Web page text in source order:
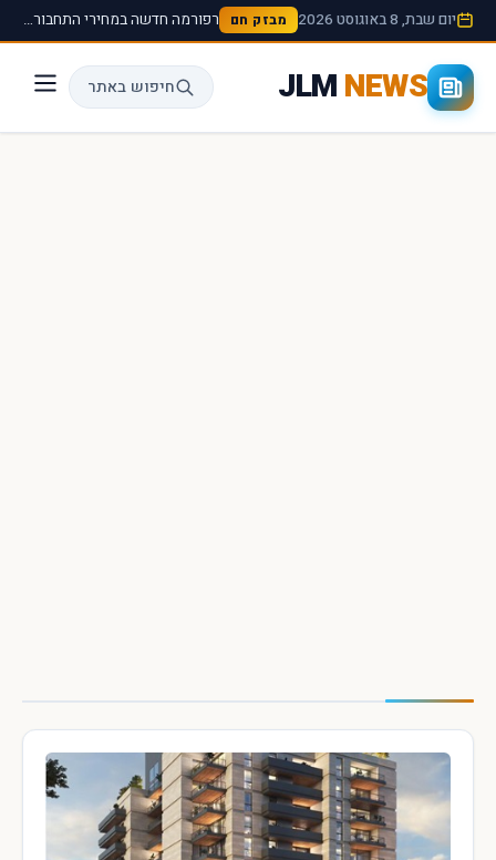
יום שבת, 8 באוגוסט 2026 מבזק חם רפורמה חדשה במחירי התחבורה הציבורית תיכנס לתוקף החל מהחודש הבא ›
JLMNEWS חיפוש באתר
חיפוש מהיר באתר ×
חפש
עכשיו